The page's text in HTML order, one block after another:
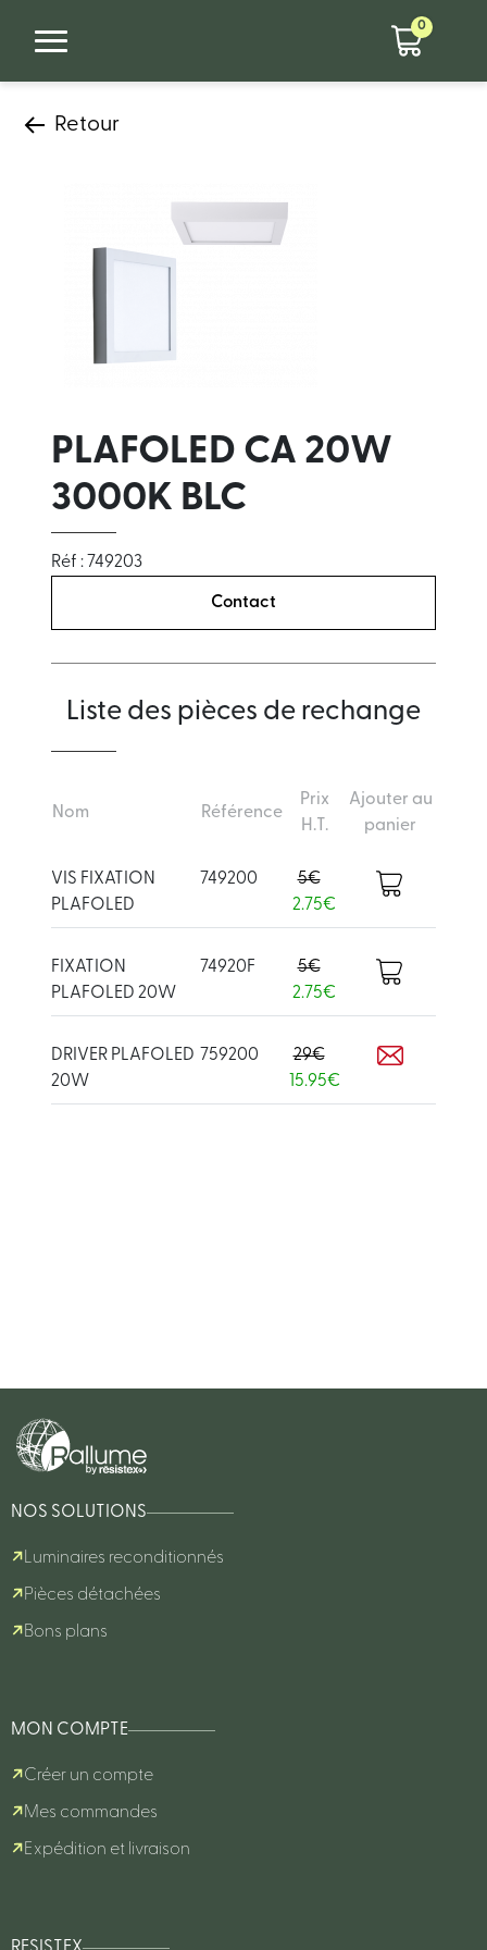
0
Retour
PLAFOLED CA 20W
3000K BLC
Réf : 749203
Contact
Liste des pièces de rechange
Nom Référence
Prix
H.T.
Ajouter au
panier
VIS FIXATION
PLAFOLED
749200
5€
2.75€
FIXATION
PLAFOLED 20W
74920F
5€
2.75€
DRIVER PLAFOLED
20W
759200
29€
15.95€
NOS SOLUTIONS
Luminaires reconditionnés
Pièces détachées
Bons plans
MON COMPTE
Créer un compte
Mes commandes
Expédition et livraison